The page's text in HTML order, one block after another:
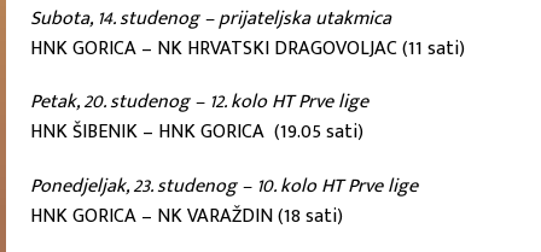
Subota, 14. studenog – prijateljska utakmica
HNK GORICA – NK HRVATSKI DRAGOVOLJAC (11 sati)
Petak, 20. studenog – 12. kolo HT Prve lige
HNK ŠIBENIK – HNK GORICA (19.05 sati)
Ponedjeljak, 23. studenog – 10. kolo HT Prve lige
HNK GORICA – NK VARAŽDIN (18 sati)